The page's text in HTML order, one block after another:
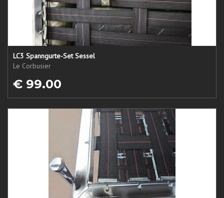
LC3 Spanngurte-Set Sessel
Le Corbusier
€ 99.00